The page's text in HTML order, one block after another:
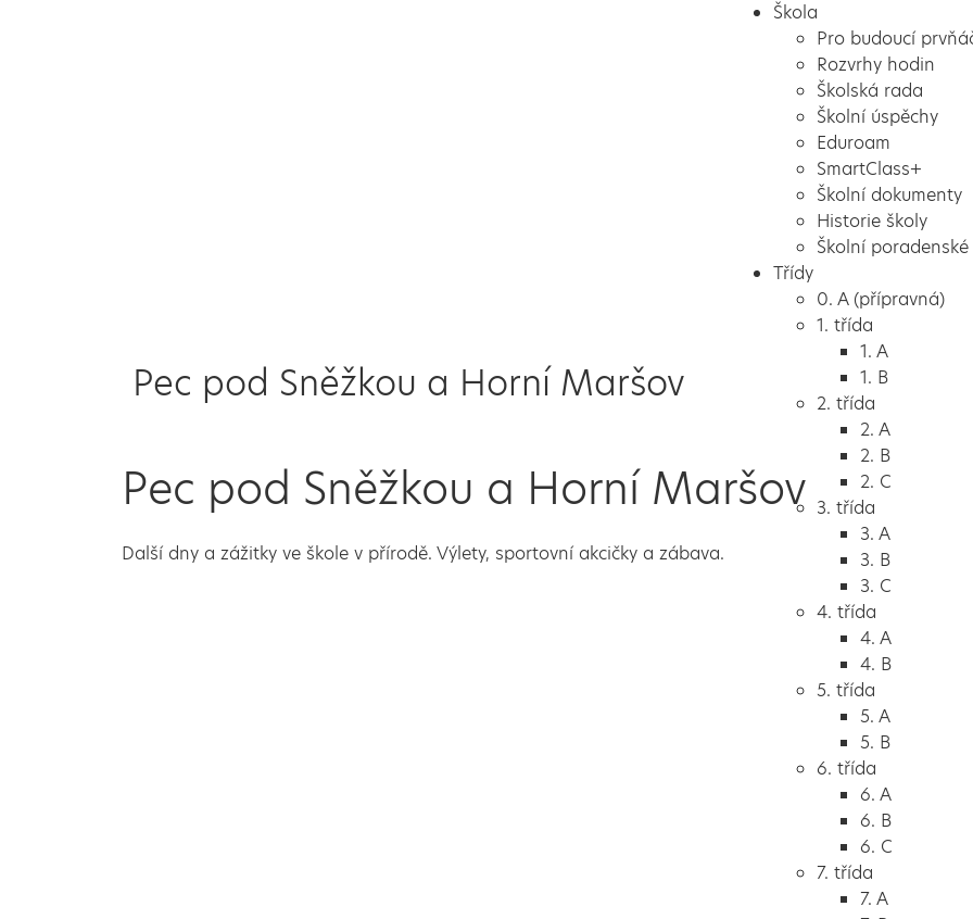
Škola
Pro budoucí
Rozvrhy hodin
Školská rada
Školní úspěchy
Eduroam
SmartClass+
Školní dokumenty
Historie školy
Školní
Třídy
0. A (přípravná)
1. třída
1. A
1. B
2. třída
2. A
2. B
2. C
3. třída
3. A
3. B
3. C
4. třída
4. A
4. B
5. třída
5. A
5. B
6. třída
6. A
6. B
6. C
7. třída
7. A
Pec pod Sněžkou a Horní Maršov
Pec pod Sněžkou a Horní Maršov
Další dny a zážitky ve škole v přírodě. Výlety, sportovní akcičky a zábava.